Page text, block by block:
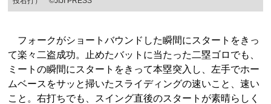
フォークがショートバウンドした瞬間にスタートをきっ
て楽々二盗成功。止めたバットに当たった二塁ゴロでも、
ミートの瞬間にスタートをきって本塁突入し、左手でホー
ムベースをサッと掃いたスライディングの速いこと、速い
こと。右打ちでも、スイング直後のスタートが素晴らしく